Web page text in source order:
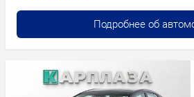
Подробнее об